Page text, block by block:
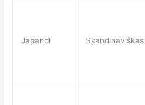
Japandi Skandinaviškas